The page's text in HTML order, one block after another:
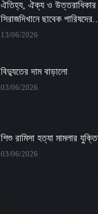
ঐতিহ্য, ঐক্য ও উত্তরাধিকার
সিরাজদিখানে ছাবেক পারিষদের...
13/06/2026
বিদ্যুতের দাম বাড়ালো
03/06/2026
শিশু রামিসা হত্যা মামলার
03/06/2026